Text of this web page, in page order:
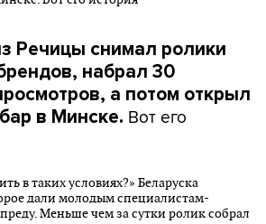
Речицы снимал ролики
набрал 30
а потом открыл
в Минске. Вот его